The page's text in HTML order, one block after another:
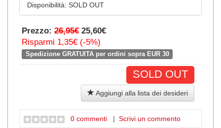
Disponibilità: SOLD OUT
Prezzo: 26,95€ 25,60€
Risparmi 1,35€ (-5%)
Spedizione GRATUITA per ordini sopra EUR 30
SOLD OUT
Aggiungi alla lista dei desideri
0 commenti | Scrivi un commento